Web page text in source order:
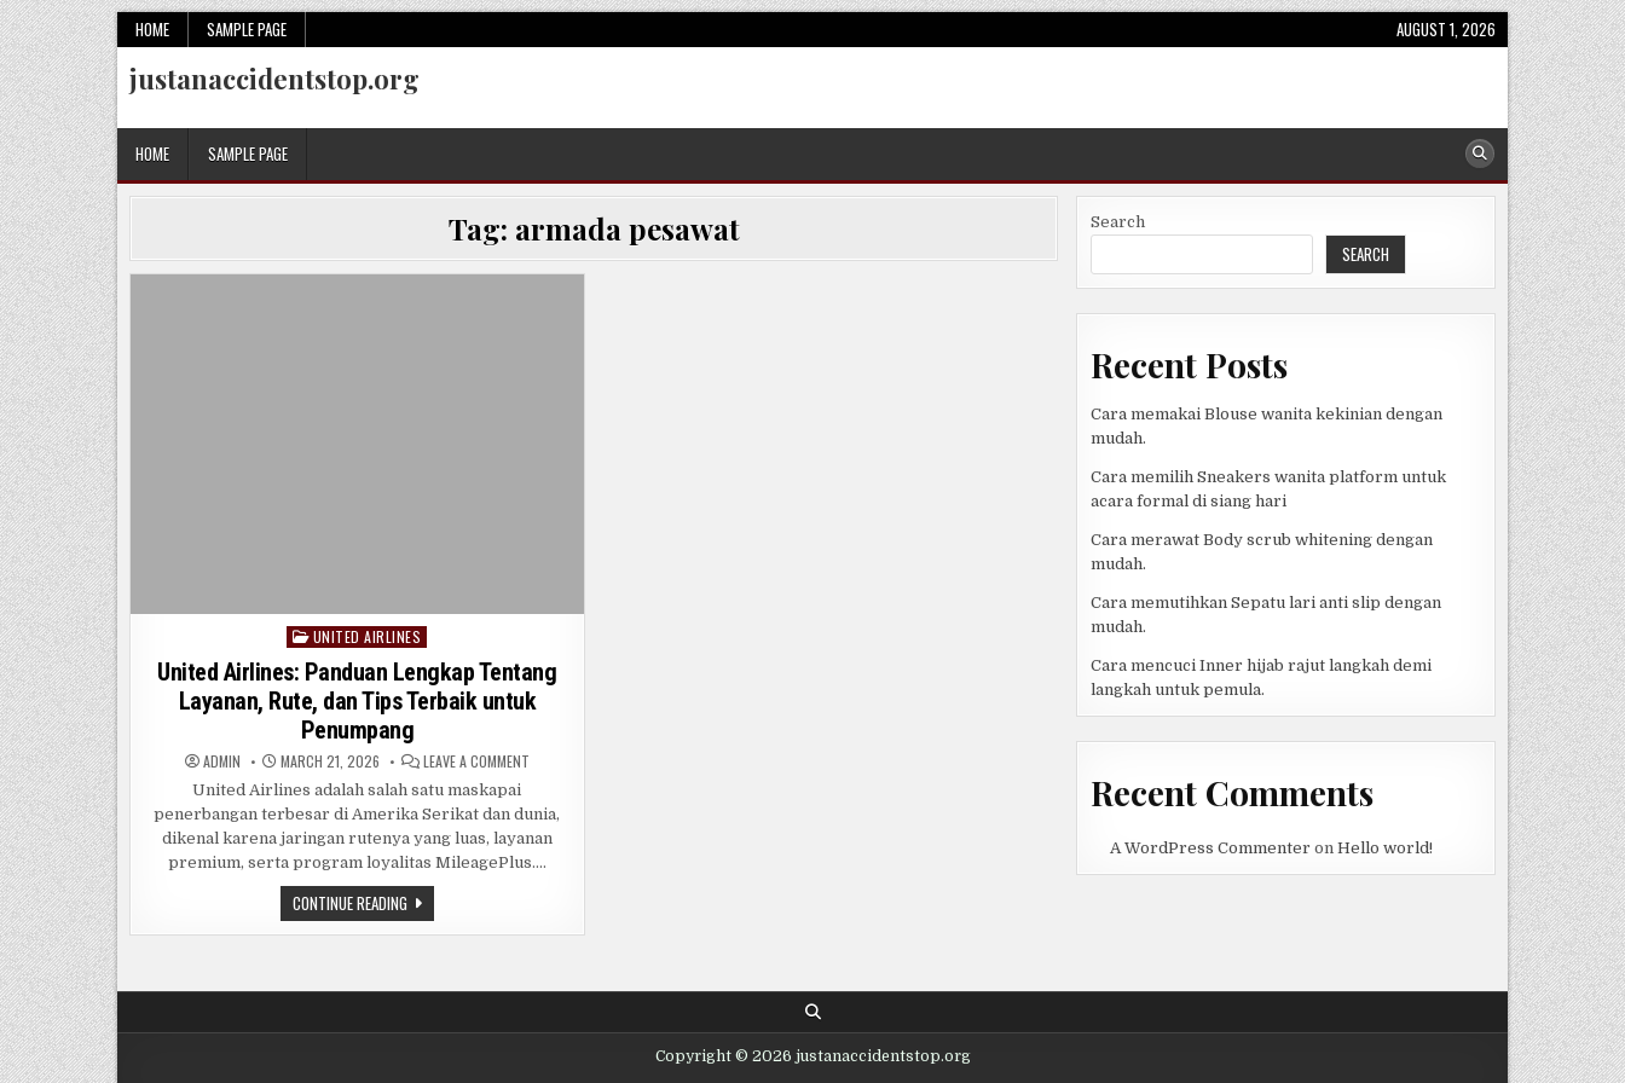
Skip
to
content
HOME SAMPLE PAGE AUGUST 1, 2026
justanaccidentstop.org
HOME SAMPLE PAGE
Tag: armada pesawat
Posted
UNITED AIRLINES
United Airlines: Panduan Lengkap Tentang
Layanan, Rute, dan Tips Terbaik untuk
Penumpang
ADMIN MARCH 21, 2026 LEAVE A COMMENTON
PANDUAN
LENGKAP
TENTANG
LAYANAN,
RUTE,
PENUMPANG
United Airlines adalah salah satu maskapai
penerbangan terbesar di Amerika Serikat dan dunia,
dikenal karena jaringan rutenya yang luas, layanan
premium, serta program loyalitas MileagePlus….
CONTINUE READINGUNITED
AIRLINES:
PANDUAN
RUTE,
TIPS
Search
SEARCH
Recent Posts
Cara memakai Blouse wanita kekinian dengan
mudah.
Cara memilih Sneakers wanita platform untuk
acara formal di siang hari
Cara merawat Body scrub whitening dengan
mudah.
Cara memutihkan Sepatu lari anti slip dengan
mudah.
Cara mencuci Inner hijab rajut langkah demi
langkah untuk pemula.
Recent Comments
A WordPress Commenter on Hello world!
Copyright © 2026 justanaccidentstop.org